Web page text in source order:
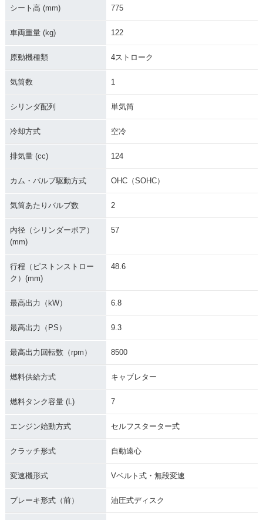
シート高 (mm) 775
車両重量 (kg) 122
原動機種類 4ストローク
気筒数 1
シリンダ配列 単気筒
冷却方式 空冷
排気量 (cc) 124
カム・バルブ駆動方式 OHC（SOHC）
気筒あたりバルブ数 2
内径（シリンダーボア）
(mm)
57
行程（ピストンストロー
ク）(mm)
48.6
最高出力（kW） 6.8
最高出力（PS） 9.3
最高出力回転数（rpm） 8500
燃料供給方式 キャブレター
燃料タンク容量 (L) 7
エンジン始動方式 セルフスターター式
クラッチ形式 自動遠心
変速機形式 Vベルト式・無段変速
ブレーキ形式（前） 油圧式ディスク